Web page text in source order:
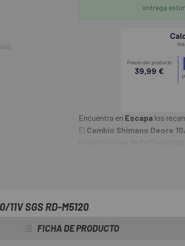
entrega
Encuentra en Escapa los
El Cambio Shimano Deore
transmisiones de 2x10
dentada de casete más
M5120
RD-M5120 se monta a través
11V SGS RD-M5120
FICHA DE PRODUCTO